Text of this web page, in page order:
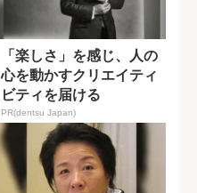
「楽しさ」を感じ、人の
心を動かすクリエイティ
ビティを届ける
PR(dentsu Japan)